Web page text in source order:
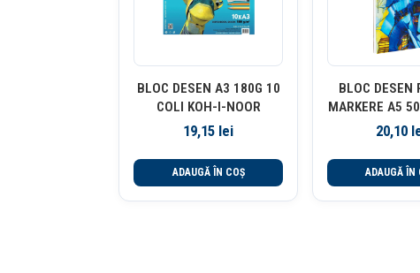
BLOC DESEN A3 180G 10
COLI KOH-I-NOOR
19,15 lei
ADAUGĂ ÎN COȘ
BLOC DESEN
MARKERE A5
DMAST BY
20,10
ADAUGĂ ÎN